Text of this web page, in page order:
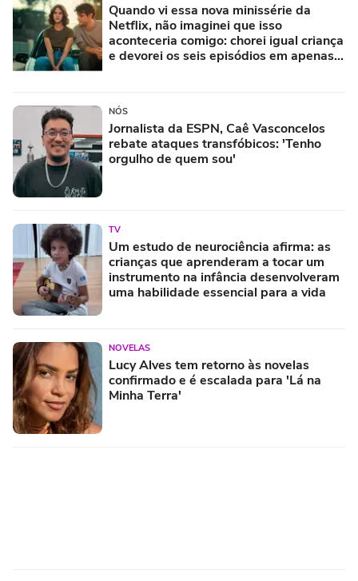
Quando vi essa nova minissérie da
Netflix, não imaginei que isso
aconteceria comigo: chorei igual criança
e devorei os seis episódios em apenas
NÓS
Jornalista da ESPN, Caê Vasconcelos
rebate ataques transfóbicos: 'Tenho
orgulho de quem sou'
TV
Um estudo de neurociência afirma: as
crianças que aprenderam a tocar um
instrumento na infância desenvolveram
uma habilidade essencial para a vida
NOVELAS
Lucy Alves tem retorno às novelas
confirmado e é escalada para 'Lá na
Minha Terra'